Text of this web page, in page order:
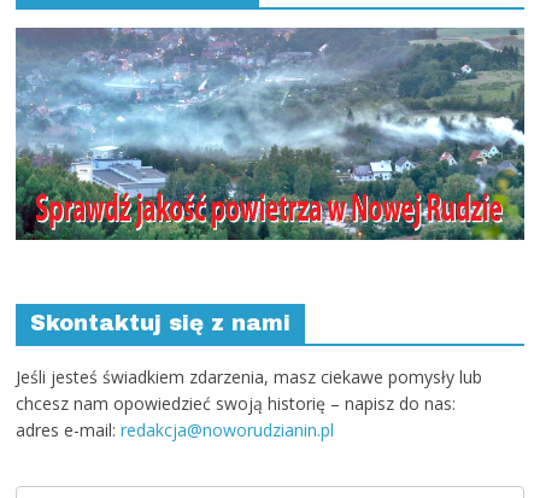
Skontaktuj się z nami
Jeśli jesteś świadkiem zdarzenia, masz ciekawe pomysły lub
chcesz nam opowiedzieć swoją historię – napisz do nas:
adres e-mail:redakcja@noworudzianin.pl